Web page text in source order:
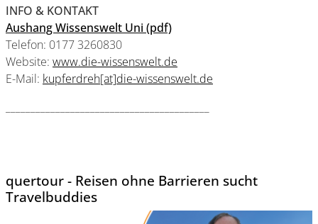
INFO & KONTAKT
Aushang Wissenswelt Uni (pdf)
Telefon: 0177 3260830
Website: www.die-wissenswelt.de
E-Mail: kupferdreh[at]die-wissenswelt.de
quertour - Reisen ohne Barrieren sucht
Travelbuddies